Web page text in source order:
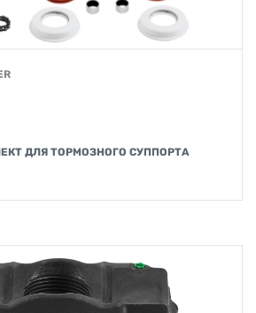
ДЛЯ ТОРМОЗНОГО СУППОРТА